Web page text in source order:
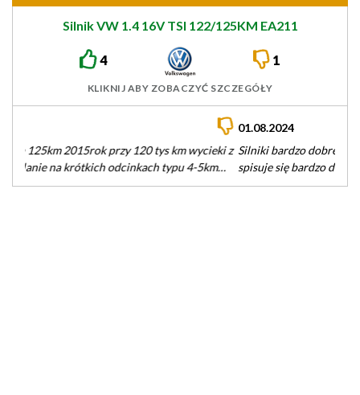
Silnik VW 1.4 16V TSI 122/125KM EA211
4 1
KLIKNIJ ABY ZOBACZYĆ SZCZEGÓŁY
Silniki bardzo dobre, w lekkiej budzie takiej jak Seat Leon
spisuje się bardzo dobrze. Należy unikać odmiany 122km - w…